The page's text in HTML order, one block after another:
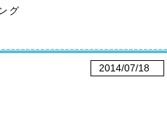
グ
2014/07/18